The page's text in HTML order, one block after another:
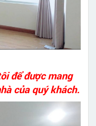
để được mang
của quý khách.